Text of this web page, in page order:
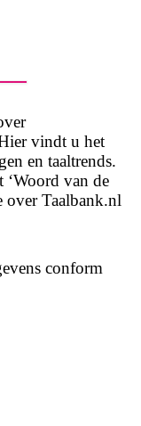
vindt u het
en taaltrends.
‘Woord van de
over Taalbank.nl
conform